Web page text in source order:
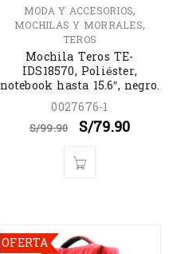
MODA Y ACCESORIOS,
MOCHILAS Y MORRALES,
TEROS
Mochila Teros TE-
IDS18570, Poliéster,
notebook hasta 15.6″, negro.
0027676-1
S/99.90 S/79.90
OFERTA